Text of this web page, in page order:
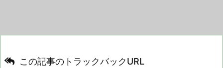
この記事のトラックバックURL